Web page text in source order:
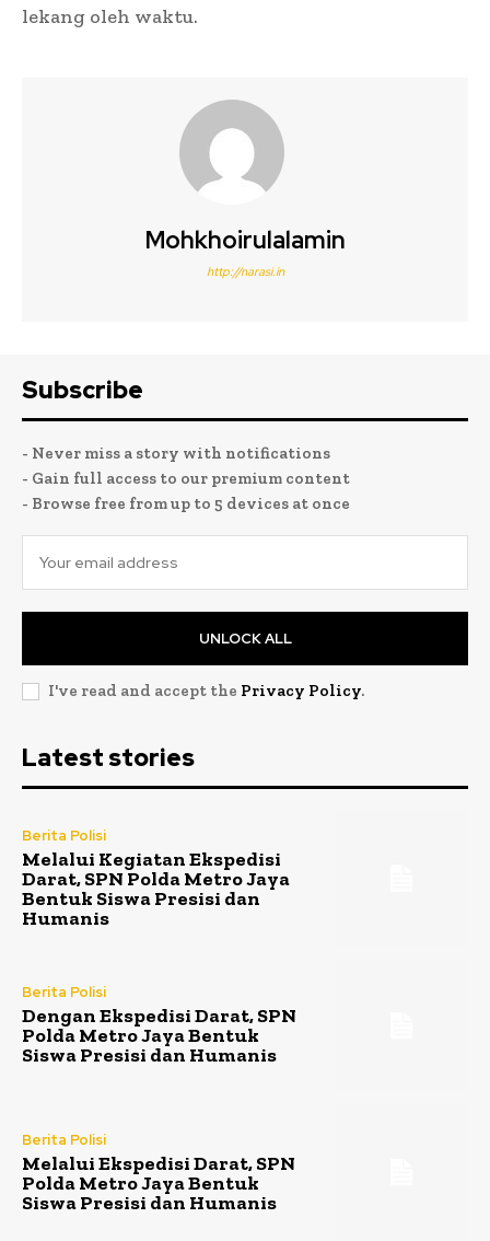
lekang oleh waktu.
Mohkhoirulalamin
http://narasi.in
Subscribe
- Never miss a story with notifications
- Gain full access to our premium content
- Browse free from up to 5 devices at once
UNLOCK ALL
I've read and accept the Privacy Policy.
Latest stories
Berita Polisi
Melalui Kegiatan Ekspedisi
Darat, SPN Polda Metro Jaya
Bentuk Siswa Presisi dan
Humanis
Berita Polisi
Dengan Ekspedisi Darat, SPN
Polda Metro Jaya Bentuk
Siswa Presisi dan Humanis
Berita Polisi
Melalui Ekspedisi Darat, SPN
Polda Metro Jaya Bentuk
Siswa Presisi dan Humanis